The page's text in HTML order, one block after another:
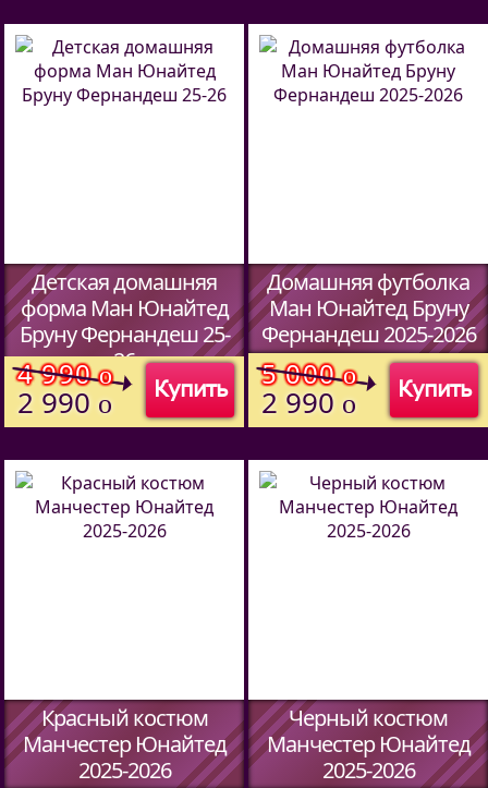
Детская домашняя
форма Ман Юнайтед
Бруну Фернандеш 25-
26
(Код:5902701) Купить
4 990o
2 990 o
Домашняя футболка
Ман Юнайтед Бруну
Фернандеш 2025-2026
(Код:4560701
Купить
5 000o
2 990 o
Красный костюм
Манчестер Юнайтед
2025-2026
Черный костюм
Манчестер Юнайтед
2025-2026